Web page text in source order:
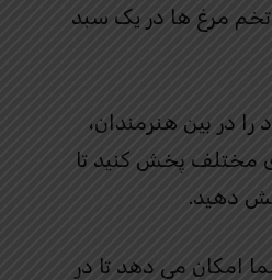
تخم مرغ ها در یک سبد
در بین هنرمندان،
مختلف پخش کنید تا
دهید.
امکان می دهد تا در